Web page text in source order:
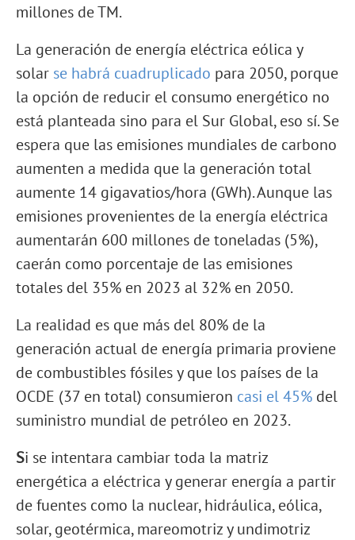
millones de TM.
La generación de energía eléctrica eólica y
solar se habrá cuadruplicado para 2050, porque
la opción de reducir el consumo energético no
está planteada sino para el Sur Global, eso sí. Se
espera que las emisiones mundiales de carbono
aumenten a medida que la generación total
aumente 14 gigavatios/hora (GWh). Aunque las
emisiones provenientes de la energía eléctrica
aumentarán 600 millones de toneladas (5%),
caerán como porcentaje de las emisiones
totales del 35% en 2023 al 32% en 2050.
La realidad es que más del 80% de la
generación actual de energía primaria proviene
de combustibles fósiles y que los países de la
OCDE (37 en total) consumieron casi el 45% del
suministro mundial de petróleo en 2023.
Si se intentara cambiar toda la matriz
energética a eléctrica y generar energía a partir
de fuentes como la nuclear, hidráulica, eólica,
solar, geotérmica, mareomotriz y undimotriz